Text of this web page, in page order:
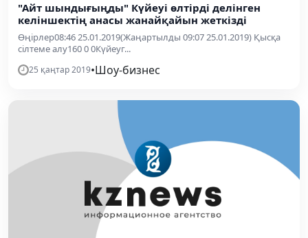
"Айт шындығыңды" Күйеуі өлтірді делінген
келіншектің анасы жанайқайын жеткізді
Өңірлер08:46 25.01.2019(Жаңартылды 09:07 25.01.2019) Қысқа
сілтеме алу160 0 0Күйеуг...
25 қаңтар 2019•Шоу-бизнес